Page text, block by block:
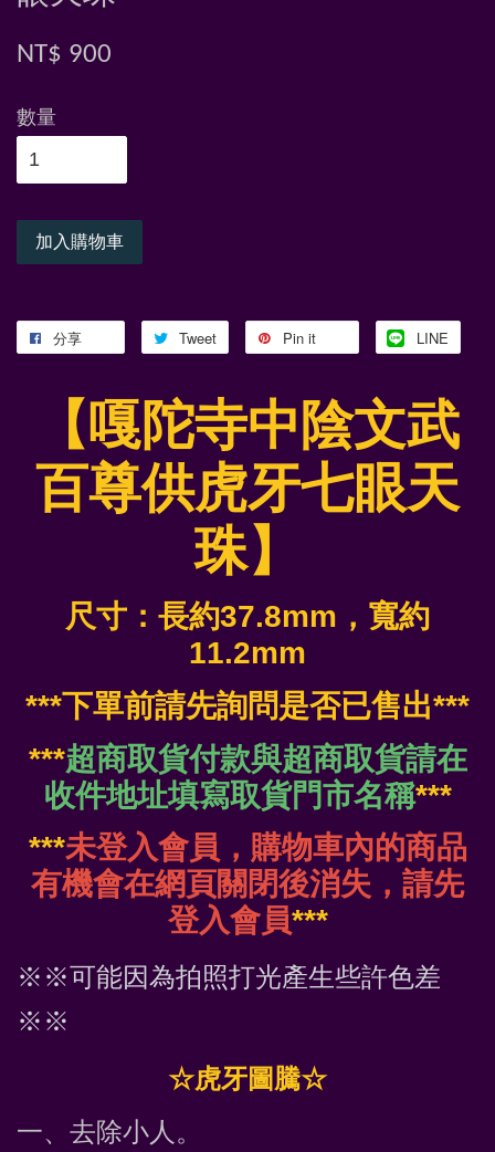
NT$ 900
數量
加入購物車
分享 Tweet Pin it LINE
【嘎陀寺中陰文武
百尊供虎牙七眼天
珠】
尺寸：長約37.8mm，寬約
11.2mm
***下單前請先詢問是否已售出***
***超商取貨付款與超商取貨請在
收件地址填寫取貨門市名稱***
***未登入會員，購物車內的商品
有機會在網頁關閉後消失，請先
登入會員***
※※可能因為拍照打光產生些許色差
※※
☆虎牙圖騰☆
一、去除小人。